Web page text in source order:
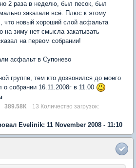
2 раза в неделю, был песок, был
закатали всё. Плюс к этому
что новый хороший слой асфальта
на зиму нет смысла закатывать
на первом собрании!
асфальт в Супонево
группе, тем кто дозвонился до моего
собрании 16.11.2008г в 11.00
389.58К 13 Количество загрузок:
Evelinik: 11 November 2008 - 11:10